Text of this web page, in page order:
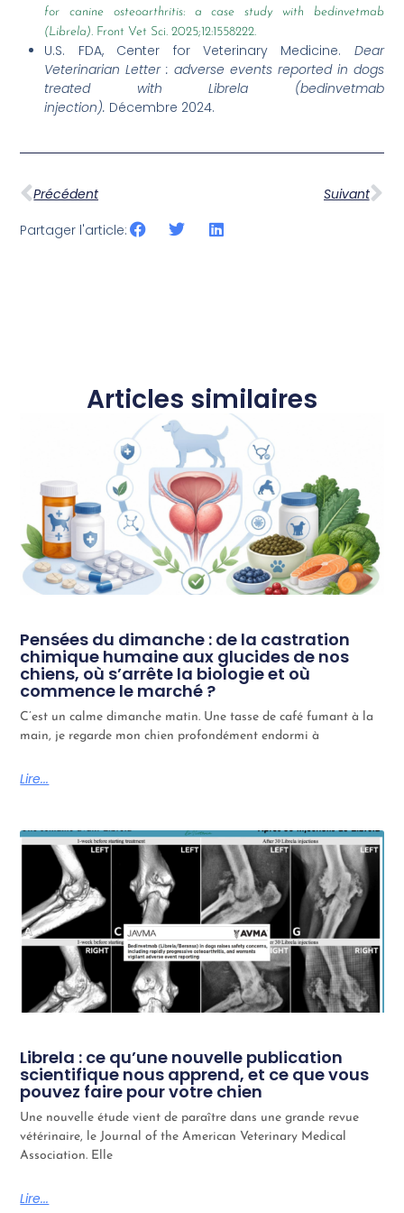
for canine osteoarthritis: a case study with bedinvetmab
(Librela). Front Vet Sci. 2025;12:1558222.
U.S. FDA, Center for Veterinary Medicine. Dear
Veterinarian Letter : adverse events reported in dogs
treated with Librela (bedinvetmab
injection). Décembre 2024.
Précédent Suivant
Partager l'article:
Articles similaires
Pensées du dimanche : de la castration
chimique humaine aux glucides de nos
chiens, où s’arrête la biologie et où
commence le marché ?
C’est un calme dimanche matin. Une tasse de café fumant à la
main, je regarde mon chien profondément endormi à
Lire...
Librela : ce qu’une nouvelle publication
scientifique nous apprend, et ce que vous
pouvez faire pour votre chien
Une nouvelle étude vient de paraître dans une grande revue
vétérinaire, le Journal of the American Veterinary Medical
Association. Elle
Lire...